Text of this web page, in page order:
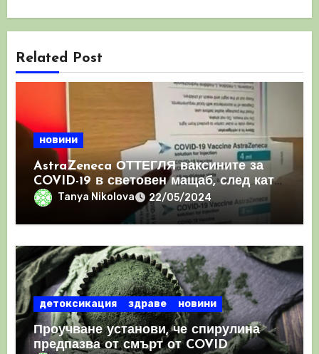
Related Post
новини
AstraZeneca ОТТЕГЛЯ ваксините за
COVID-19 в световен мащаб, след като
призна, че те причиняват КРЪВНИ
съсиреци
Tanya Nikolova 22/05/2024
детоксикация здраве новини
Проучване установи, че спирулина
предпазва от смърт от COVID